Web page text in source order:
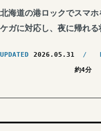
北海道の港ロックでスマ
ケガに対応し、夜に帰れる
UPDATED 2026.05.31
約4分